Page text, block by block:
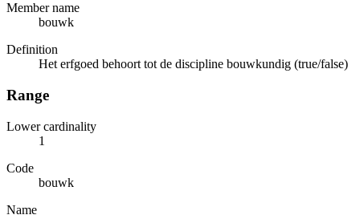
Member name
bouwk
Definition
Het erfgoed behoort tot de discipline bouwkundig (true/false)
Range
Lower cardinality
1
Code
bouwk
Name